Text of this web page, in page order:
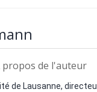
propos de l'auteur
de Lausanne,